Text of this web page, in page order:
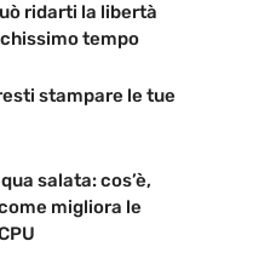
ridarti la libertà
tempo
stampare le tue
salata: cos’è,
migliora le